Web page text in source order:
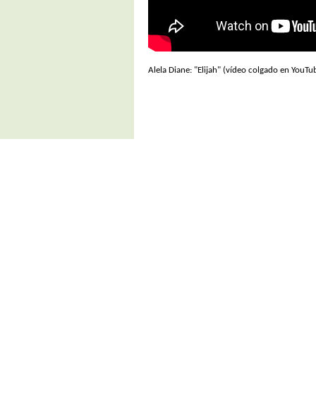
Alela Diane: "Elijah" (vídeo colgado en